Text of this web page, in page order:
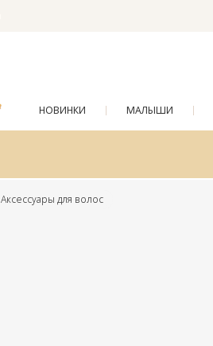
НОВИНКИ МАЛЫШИ
Аксессуары для волос